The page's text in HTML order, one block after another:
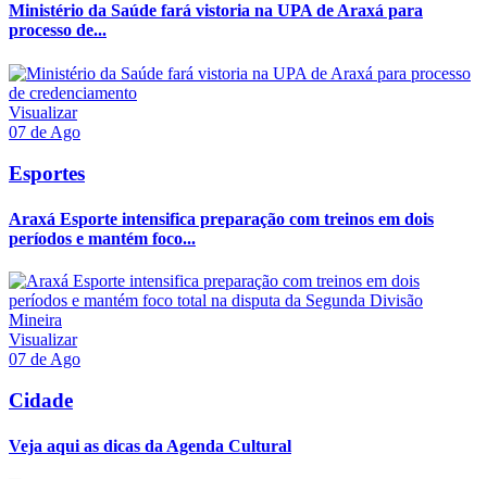
Ministério da Saúde fará vistoria na UPA de Araxá para
processo de...
Visualizar
07 de Ago
Esportes
Araxá Esporte intensifica preparação com treinos em dois
períodos e mantém foco...
Visualizar
07 de Ago
Cidade
Veja aqui as dicas da Agenda Cultural